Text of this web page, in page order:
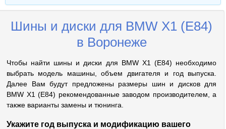
Шины и диски для BMW X1 (E84)
в Воронеже
Чтобы найти шины и диски для BMW X1 (E84) необходимо
выбрать модель машины, объем двигателя и год выпуска.
Далее Вам будут предложены размеры шин и дисков для
BMW X1 (E84) рекомендованные заводом производителем, а
также варианты замены и тюнинга.
Укажите год выпуска и модификацию вашего